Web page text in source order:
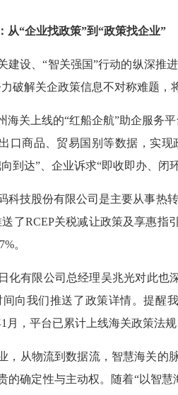
从“企业找政策”到“政策找企业”
设、“智关强国”行动的纵深推进
破解关企政策信息不对称难题，
上线的“红船企航”助企服务平
口商品、贸易国别等数据，实
到达”、企业诉求“即收即办、闭
技股份有限公司是主要从事热转
了RCEP关税减让政策及享惠指
。
有限公司总经理吴兆光对此也深
间向我们推送了政策详情。提醒
1月，平台已累计上线海关政策法
从物流到数据流，智慧海关的脉
的确定性与主动权。随着“以智慧